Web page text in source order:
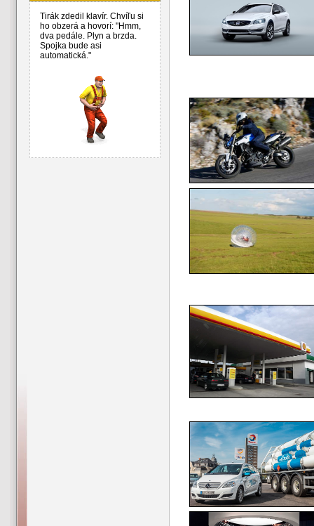
Tirák zdedil klavír. Chvíľu si
ho obzerá a hovorí: "Hmm,
dva pedále. Plyn a brzda.
Spojka bude asi
automatická."